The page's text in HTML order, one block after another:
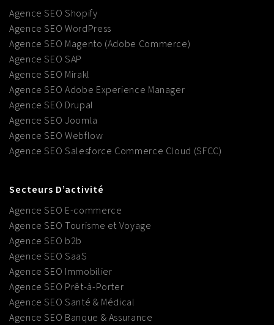
Agence SEO Shopify
Agence SEO WordPress
Agence SEO Magento (Adobe Commerce)
Agence SEO SAP
Agence SEO Mirakl
Agence SEO Adobe Experience Manager
Agence SEO Drupal
Agence SEO Joomla
Agence SEO Webflow
Agence SEO Salesforce Commerce Cloud (SFCC)
Secteurs D’activité
Agence SEO E-commerce
Agence SEO Tourisme et Voyage
Agence SEO b2b
Agence SEO SaaS
Agence SEO Immobilier
Agence SEO Prêt-à-Porter
Agence SEO Santé & Médical
Agence SEO Banque & Assurance